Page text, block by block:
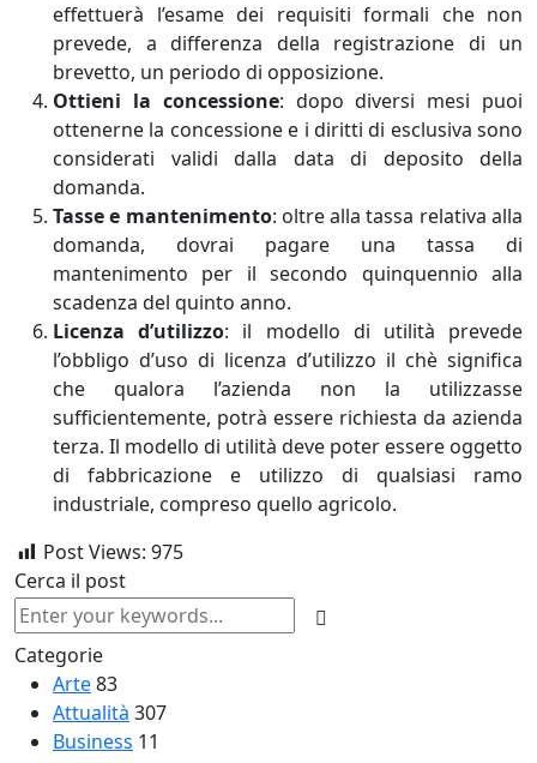
effettuerà l’esame dei requisiti formali che non
prevede, a differenza della registrazione di un
brevetto, un periodo di opposizione.
Ottieni la concessione: dopo diversi mesi puoi
ottenerne la concessione e i diritti di esclusiva sono
considerati validi dalla data di deposito della
domanda.
Tasse e mantenimento: oltre alla tassa relativa alla
domanda, dovrai pagare una tassa di
mantenimento per il secondo quinquennio alla
scadenza del quinto anno.
Licenza d’utilizzo: il modello di utilità prevede
l’obbligo d’uso di licenza d’utilizzo il chè significa
che qualora l’azienda non la utilizzasse
sufficientemente, potrà essere richiesta da azienda
terza. Il modello di utilità deve poter essere oggetto
di fabbricazione e utilizzo di qualsiasi ramo
industriale, compreso quello agricolo.
Post Views: 975
Cerca il post
Categorie
Arte83
Attualità 307
Business 11